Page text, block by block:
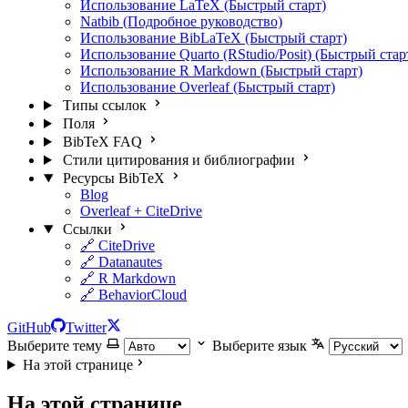
Использование LaTeX (Быстрый старт)
Natbib (Подробное руководство)
Использование BibLaTeX (Быстрый старт)
Использование Quarto (RStudio/Posit) (Быстрый
Использование R Markdown (Быстрый старт)
Использование Overleaf (Быстрый старт)
Типы ссылок
Поля
BibTeX FAQ
Стили цитирования и библиографии
Ресурсы BibTeX
Blog
Overleaf + CiteDrive
Ссылки
🔗 CiteDrive
🔗 Datanautes
🔗 R Markdown
🔗 BehaviorCloud
GitHub
Twitter
Выберите тему
Выберите язык
На этой странице